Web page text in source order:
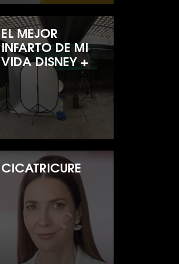
EL MEJOR
INFARTO DE MI
VIDA DISNEY +
CICATRICURE